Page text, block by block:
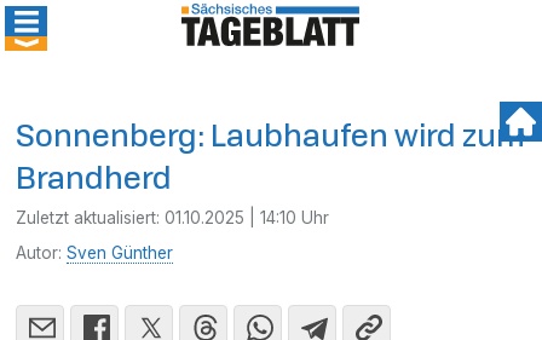
Sonnenberg: Laubhaufen wird zum
Brandherd
Zuletzt aktualisiert:01.10.2025 | 14:10 Uhr
Autor:Sven Günther